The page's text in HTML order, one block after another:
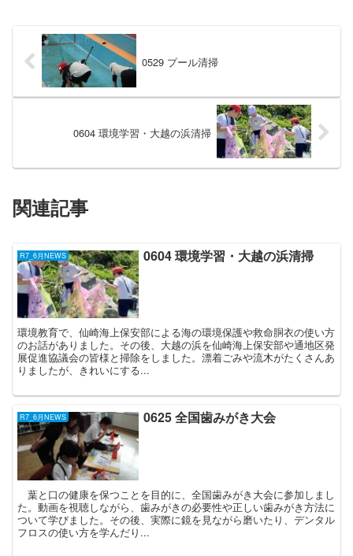
0529 プール清掃
0604 環境学習・大越の浜清掃
関連記事
R7_6月NEWS 0604 環境学習・大越の浜清掃
環境教育で、仙崎海上保安部による海の環境保護や救命胴衣の使い方
のお話がありました。その後、大越の浜を仙崎海上保安部や通地区発
展促進協議会の皆様と掃除をしました。漂着ごみや流木がたくさんあ
りましたが、きれいにする...
R7_6月NEWS 0625 全国歯みがき大会
葉と口の健康を保つことを目的に、全国歯みがき大会に参加しまし
た。動画を視聴しながら、歯みがきの必要性や正しい歯みがき方法に
ついて学びました。その後、実際に鏡を見ながら磨いたり、デンタル
フロスの使い方を学んだり...